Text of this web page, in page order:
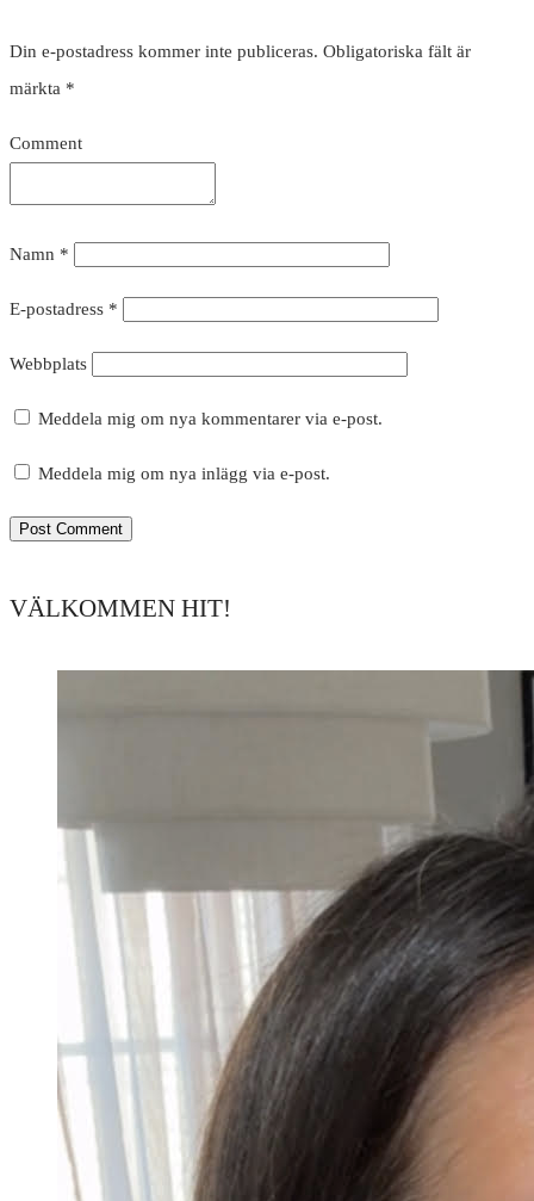
Din e-postadress kommer inte publiceras. Obligatoriska fält är
märkta *
Comment
Namn *
E-postadress *
Webbplats
Meddela mig om nya kommentarer via e-post.
Meddela mig om nya inlägg via e-post.
VÄLKOMMEN HIT!